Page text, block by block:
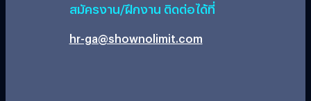
สมัครงาน/ฝึกงาน ติดต่อได้ที่
hr-ga@shownolimit.com